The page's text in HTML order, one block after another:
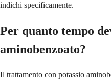
indichi specificamente.
Per quanto tempo
aminobenzoato?
Il trattamento con potassio